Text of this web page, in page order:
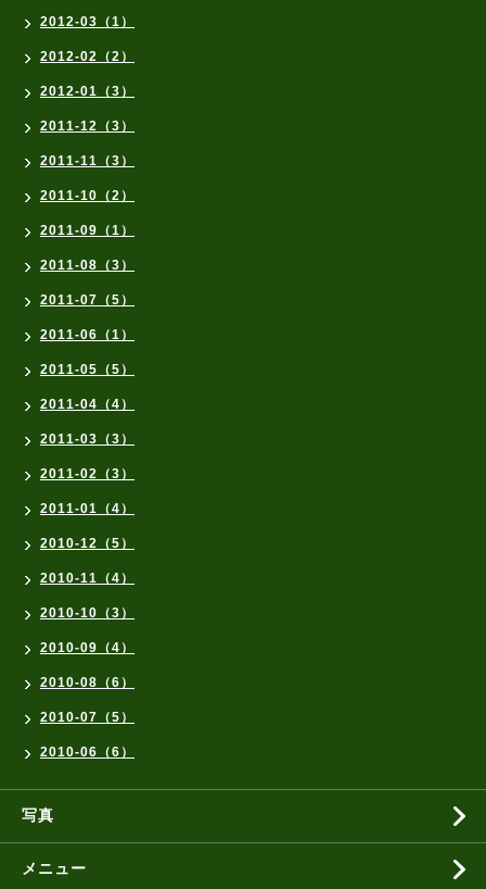
2012-03（1）
2012-02（2）
2012-01（3）
2011-12（3）
2011-11（3）
2011-10（2）
2011-09（1）
2011-08（3）
2011-07（5）
2011-06（1）
2011-05（5）
2011-04（4）
2011-03（3）
2011-02（3）
2011-01（4）
2010-12（5）
2010-11（4）
2010-10（3）
2010-09（4）
2010-08（6）
2010-07（5）
2010-06（6）
写真
メニュー